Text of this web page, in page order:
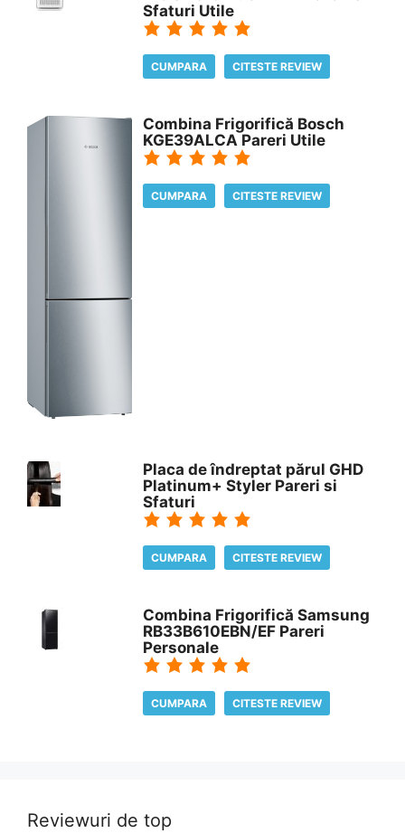
Sfaturi Utile
CUMPARA CITESTE REVIEW
Combina Frigorifică Bosch
KGE39ALCA Pareri Utile
CUMPARA CITESTE REVIEW
Placa de îndreptat părul GHD
Platinum+ Styler Pareri si
Sfaturi
CUMPARA CITESTE REVIEW
Combina Frigorifică Samsung
RB33B610EBN/EF Pareri
Personale
CUMPARA CITESTE REVIEW
Reviewuri de top